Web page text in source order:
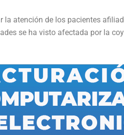
la atención de los pacientes
se ha visto afectada por la